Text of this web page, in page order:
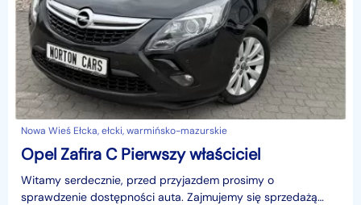
Nowa Wieś Ełcka, ełcki, warmińsko-mazurskie
Opel Zafira C Pierwszy właściciel
Witamy serdecznie, przed przyjazdem prosimy o
sprawdzenie dostępności auta. Zajmujemy się sprzedażą